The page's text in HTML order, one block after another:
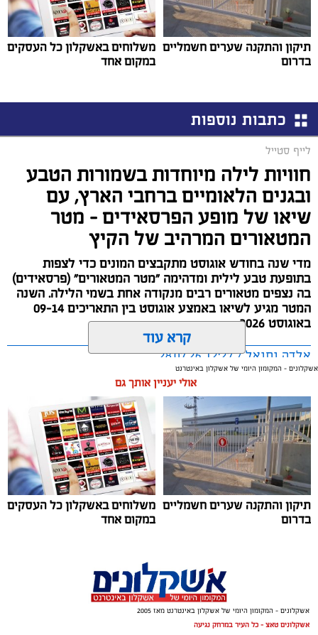
תיקון והתקנה שערים חשמליים
בדרום
משלוחים באשקלון כל העסקים
במקום אחד
כתבות נוספות
לייף סטייל
חוויות לילה מיוחדות בשמורות הטבע
ובגנים הלאומיים ברחבי הארץ, עם
שיאו של מופע הפרסאידים - מטר
המטאורים המרהיב של הקיץ
מדי שנה בחודש אוגוסט מתקבצים המונים כדי לצפות
בתופעת טבע לילית ומדהימה "מטר המטאורים" (פרסאידים)
בה נצפים מטאורים רבים מנקודה אחת בשמי הלילה. השנה
המטר מגיע לשיאו באמצע אוגוסט בין התאריכים 09-14
באוגוסט 2026.
אלדה נתנאל / 12:27 28.07.26
תגים:מטר המטאורים
כשהשמש שוקעת והשמיים מתכסים באלפי כוכבים, הטבע
מציג את אחד המופעים המרהיבים של השנה - מטר
כוכבים, כוכבי לכת, ערפיליות וסיפורי חלל.
מטר הפרסאידים, מתרחש כתוצאה ממפגש כדור הארץ עם
השובל של כוכב השביט סוויפט-טאטל, הוא נחשב כמטר
קרא עוד
אשקלונים - המקומון היומי של אשקלון באינטרנט
אולי יעניין אותך גם
תיקון והתקנה שערים חשמליים
בדרום
משלוחים באשקלון כל העסקים
במקום אחד
אשקלונים - המקומון היומי של אשקלון באינטרנט מאז 2005
אשקלונים טאצ - כל העיר במרחק נגיעה